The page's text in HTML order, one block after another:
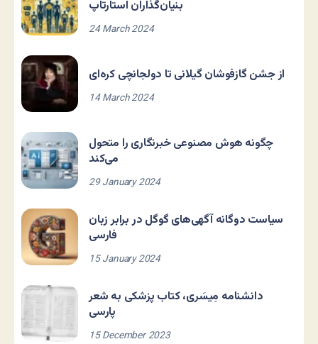
بنیان‌گذاران استارتاپ
24 March 2024
از جشن گازفوشان گیلانی تا دولجانچی کره‌ای
14 March 2024
چگونه هوش مصنوعی خبرنگاری را متحول
می‌کند
29 January 2024
سیاست دوگانه آگهی‌های گوگل در برابر زبان
فارسی
15 January 2024
دانشنامه مِیسَری، کتاب پزشکی به شعر
پارسی
15 December 2023